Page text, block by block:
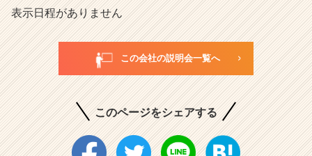
表示日程がありません
この会社の説明会一覧へ
このページをシェアする